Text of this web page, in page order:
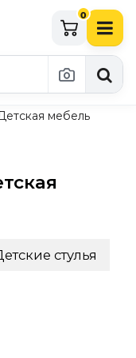
0
мебель
стулья